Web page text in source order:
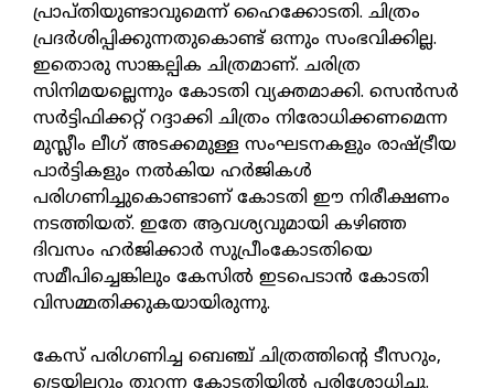
പ്രാപ്തിയുണ്ടാവുമെന്ന് ഹൈക്കോടതി. ചിത്രം
പ്രദര്‍ശിപ്പിക്കുന്നതുകൊണ്ട് ഒന്നും സംഭവിക്കില്ല.
ഇതൊരു സാങ്കല്പിക ചിത്രമാണ്. ചരിത്ര
സിനിമയല്ലെന്നും കോടതി വ്യക്തമാക്കി. സെന്‍സര്‍
സര്‍ട്ടിഫിക്കറ്റ് റദ്ദാക്കി ചിത്രം നിരോധിക്കണമെന്ന
മുസ്ലീം ലീഗ് അടക്കമുള്ള സംഘടനകളും രാഷ്ട്രീയ
പാര്‍ട്ടികളും നല്‍കിയ ഹര്‍ജികള്‍
പരിഗണിച്ചുകൊണ്ടാണ് കോടതി ഈ നിരീക്ഷണം
നടത്തിയത്. ഇതേ ആവശ്യവുമായി കഴിഞ്ഞ
ദിവസം ഹര്‍ജിക്കാര്‍ സുപ്രീംകോടതിയെ
സമീപിച്ചെങ്കിലും കേസില്‍ ഇടപെടാന്‍ കോടതി
വിസമ്മതിക്കുകയായിരുന്നു.
കേസ് പരിഗണിച്ച ബെഞ്ച് ചിത്രത്തിന്റെ ടീസറും,